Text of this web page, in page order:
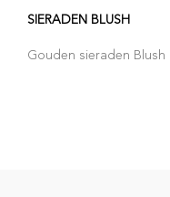
SIERADEN BLUSH
Gouden sieraden Blush